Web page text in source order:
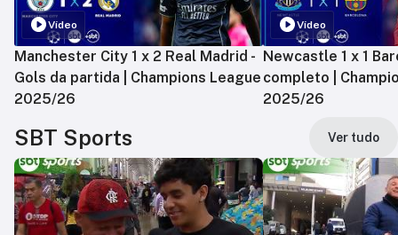
Vídeo
Manchester City 1 x 2 Real Madrid -
Gols da partida | Champions League
2025/26
Vídeo
Newcastle 1 x 1
completo |
2025/26
SBT Sports Ver tudo